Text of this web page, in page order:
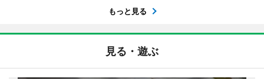
もっと見る
見る・遊ぶ